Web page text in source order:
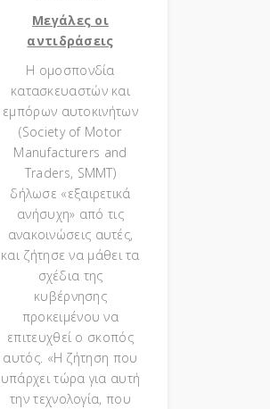
Μεγάλες οι
αντιδράσεις
Η ομοσπονδία
κατασκευαστών και
εμπόρων αυτοκινήτων
(Society of Motor
Manufacturers and
Traders, SMMT)
δήλωσε «εξαιρετικά
ανήσυχη» από τις
ανακοινώσεις αυτές,
και ζήτησε να μάθει τα
σχέδια της
κυβέρνησης
προκειμένου να
επιτευχθεί ο σκοπός
αυτός. «Η ζήτηση που
υπάρχει τώρα για αυτή
την τεχνολογία, που